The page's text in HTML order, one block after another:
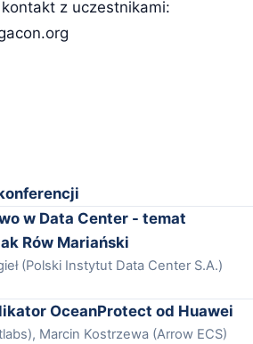
z uczestnikami:
w Data Center - temat
Rów Mariański
(Polski Instytut Data Center S.A.)
OceanProtect od Huawei
Marcin Kostrzewa (Arrow ECS)